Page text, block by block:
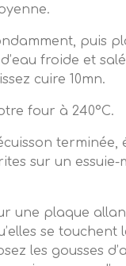
puis
froide et
cuire 10mn.
four à 240°C.
terminée,
sur un essuie-
une plaque
se touchent
les gousses